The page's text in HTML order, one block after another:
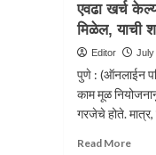
एवढा खर्च
मिळेल, याची
Editor July
पुणे : (ऑनलाईन
काम मूळ
गरजेचे होते.
Read MoreRead